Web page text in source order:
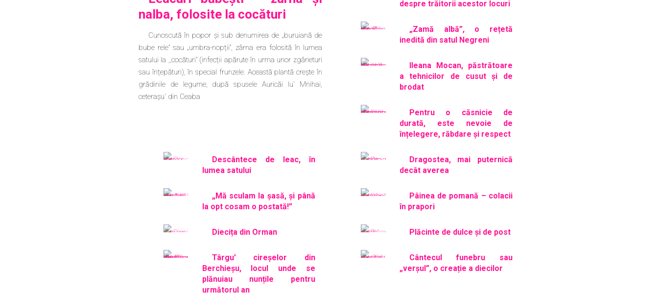
nalba, folosite la cocături
Cunoscută în popor și sub denumirea de „buruiană de
bube rele” sau „umbra-nopții”, zârna era folosită în lumea
satului la ,,cocături” (infecții apărute în urma unor zgârieturi
sau înțepături), în special frunzele. Această plantă crește în
grădinile de legume, după spusele Auricăi lu' Mnihai,
ceterașu' din Ceaba
despre trăitorii acestor locuri
„Zamă albă”, o rețetă
inedită din satul Negreni
Ileana Mocan, păstrătoare
a tehnicilor de cusut și de
brodat
Pentru o căsnicie de
durată, este nevoie de
înțelegere, răbdare și respect
Descântece de leac, în
lumea satului
Dragostea, mai puternică
decât averea
„Mă sculam la șasă, și până
la opt cosam o postată!”
Pâinea de pomană – colacii
în prapori
Diecița din Orman Plăcinte de dulce și de post
Târgu’ cireșelor din
Berchieșu, locul unde se
plănuiau nunțile pentru
următorul an
Cântecul funebru sau
„verșul”, o creație a diecilor